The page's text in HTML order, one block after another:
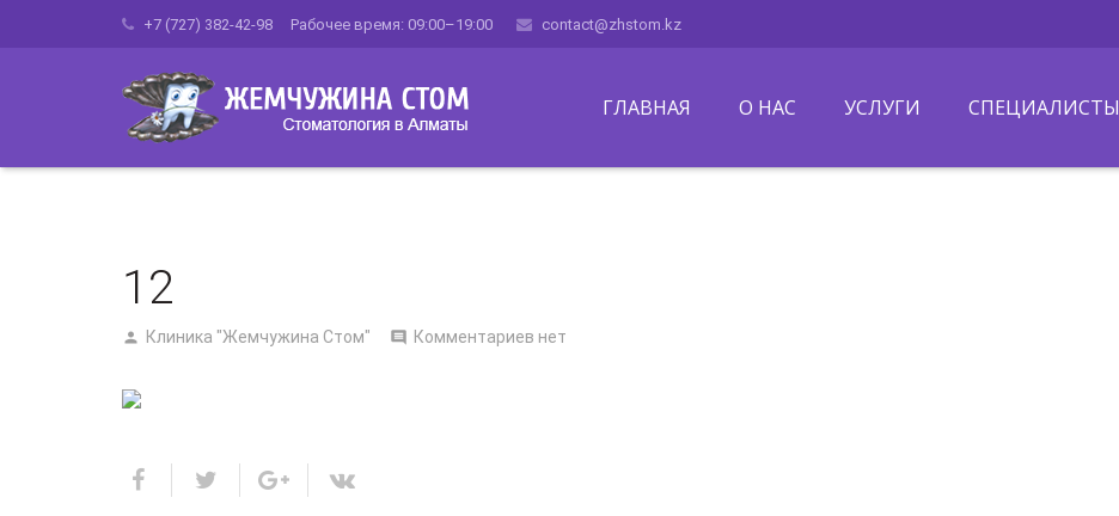
+7 (727) 382-42-98 Рабочее время: 09:00–19:00 contact@zhstom.kz
ГЛАВНАЯ О НАС УСЛУГИ СПЕЦИАЛИСТЫ
12
Клиника "Жемчужина Стом" Комментариев нет